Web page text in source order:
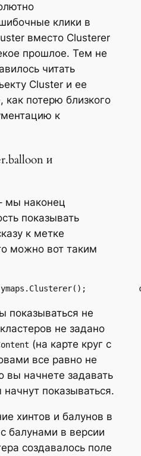
клики в
вместо Clusterer
прошлое. Тем не
читать
Cluster и ее
как потерю близкого
к
и
мы наконец
показывать
к метке
можно вот таким
ymaps.Clusterer();
показываться не
не задано
(на карте круг с
все равно не
вы начнете задавать
начнут показываться.
хинтов и балунов в
балунами в версии
создавалось поле